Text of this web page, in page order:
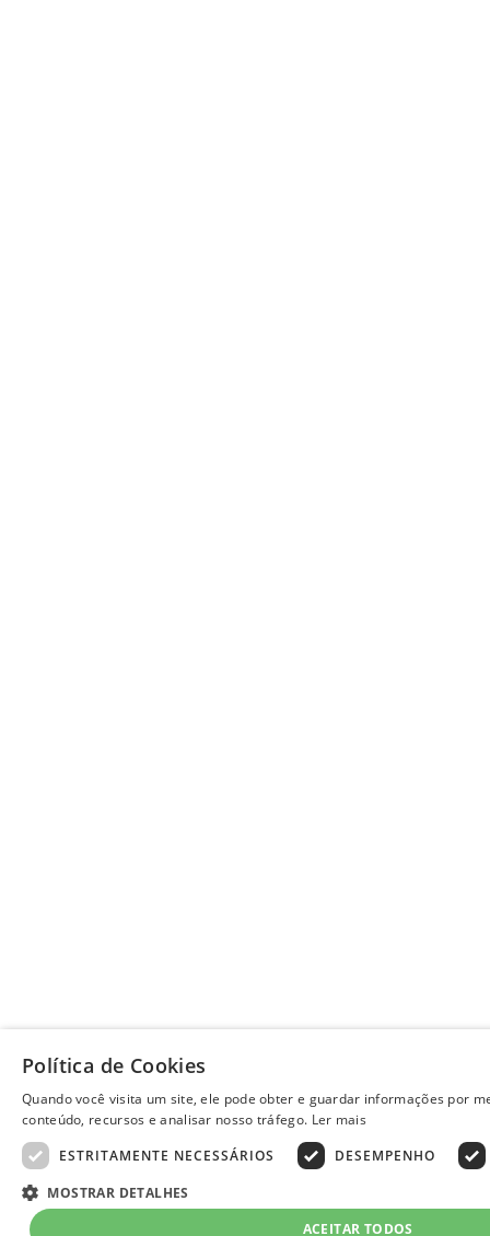
Política de Cookies
Quando você visita um site, ele pode obter e guardar informações por
conteúdo, recursos e analisar nosso tráfego. Ler mais
ESTRITAMENTE NECESSÁRIOS
DESEMPENHO
MOSTRAR DETALHES
ACEITAR TODOS